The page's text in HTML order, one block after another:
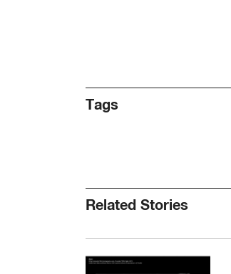
Tags
Related Stories